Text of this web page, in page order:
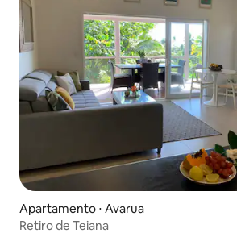
Apartamento ⋅ Avarua
Retiro de Teiana